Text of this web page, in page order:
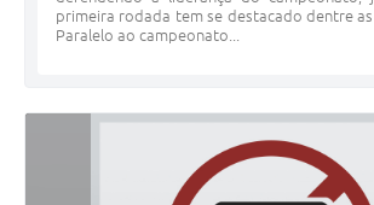
primeira rodada tem se destacado dentre as
Paralelo ao campeonato...